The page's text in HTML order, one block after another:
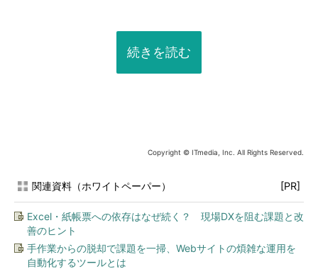
続きを読む
Copyright © ITmedia, Inc. All Rights Reserved.
関連資料（ホワイトペーパー） [PR]
Excel・紙帳票への依存はなぜ続く？ 現場DXを阻む課題と改
善のヒント
手作業からの脱却で課題を一掃、Webサイトの煩雑な運用を
自動化するツールとは